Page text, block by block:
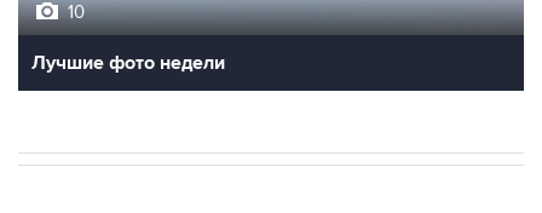
10
Лучшие фото недели